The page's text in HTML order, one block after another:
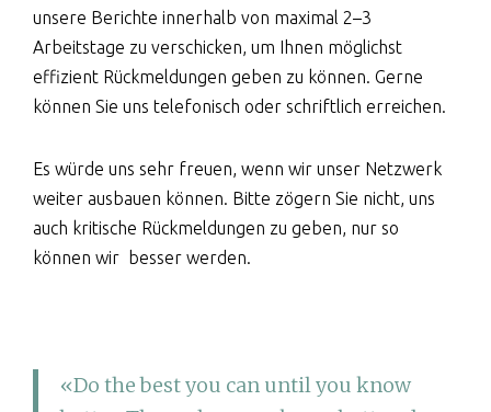
unsere Berichte innerhalb von maximal 2–3
Arbeitstage zu verschicken, um Ihnen möglichst
effizient Rückmeldungen geben zu können. Gerne
können Sie uns telefonisch oder schriftlich erreichen.
Es würde uns sehr freuen, wenn wir unser Netzwerk
weiter ausbauen können. Bitte zögern Sie nicht, uns
auch kritische Rückmeldungen zu geben, nur so
können wir besser werden.
«Do the best you can until you know